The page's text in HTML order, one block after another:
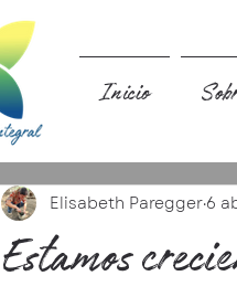
Inicio
Estamos
Elisabeth Paregger 6